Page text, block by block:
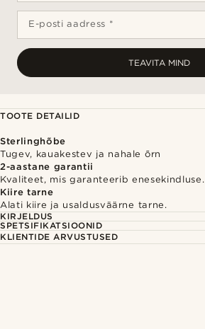
E-posti aadress *
TEAVITA MIND
TOOTE DETAILID
Sterlinghõbe
Tugev, kauakestev ja nahale õrn
2-aastane garantii
Kvaliteet, mis garanteerib enesekindluse.
Kiire tarne
Alati kiire ja usaldusväärne tarne.
KIRJELDUS
SPETSIFIKATSIOONID
KLIENTIDE ARVUSTUSED